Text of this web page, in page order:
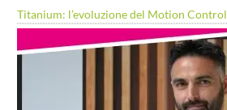
Titanium: l’evoluzione del Motion Control